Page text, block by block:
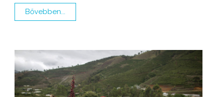
Bővebben...